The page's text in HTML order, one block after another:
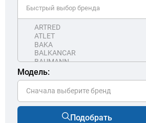
Модель:
Сначала выберите бренд
Подобрать